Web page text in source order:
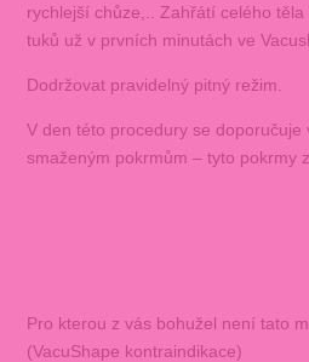
rychlejší chůze,.. Zahřátí celého
tuků už v prvních minutách ve
Dodržovat pravidelný pitný režim.
V den této procedury se doporučuje
smaženým pokrmům – tyto pokrmy
Pro kterou z vás bohužel není tato
(VacuShape kontraindikace)